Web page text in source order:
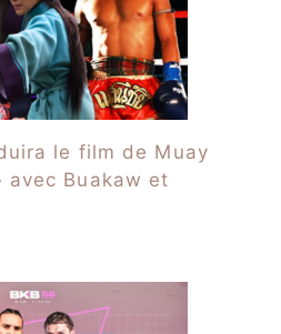
le film de Muay
avec Buakaw et